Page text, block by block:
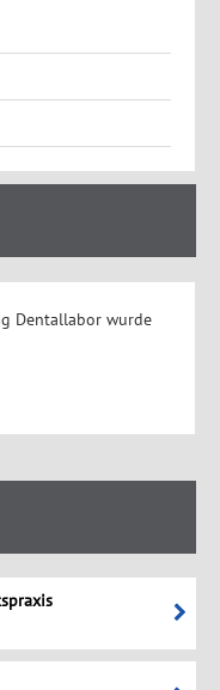
Dentallabor wurde